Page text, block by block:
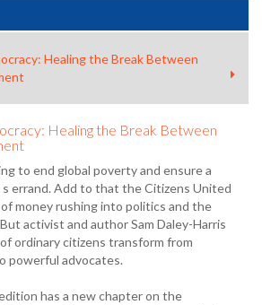
Healing the Break Between
Healing the Break Between
to end global poverty and ensure a
s errand. Add to that the Citizens United
money rushing into politics and the
activist and author Sam Daley-Harris
ordinary citizens transform from
powerful advocates.
has a new chapter on the